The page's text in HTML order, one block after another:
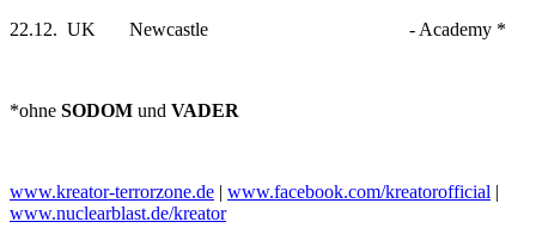
22.12. UK Newcastle - Academy *
*ohne SODOM und VADER
www.kreator-terrorzone.de | www.facebook.com/kreatorofficial |
www.nuclearblast.de/kreator